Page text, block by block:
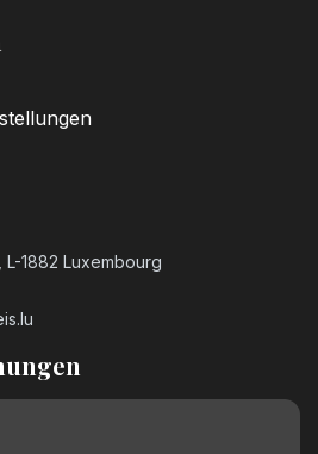
L-1882 Luxembourg